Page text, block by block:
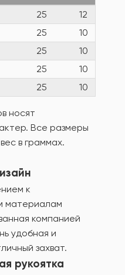
25
12
25
10
25
10
25
10
25 10
носят
Все размеры
в граммах.
к
материалам
компанией
удобная и
захват.
рукоятка